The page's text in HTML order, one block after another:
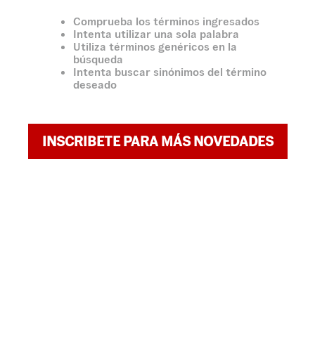
Comprueba los términos ingresados
Intenta utilizar una sola palabra
Utiliza términos genéricos en la
búsqueda
Intenta buscar sinónimos del término
deseado
INSCRIBETE PARA MÁS NOVEDADES